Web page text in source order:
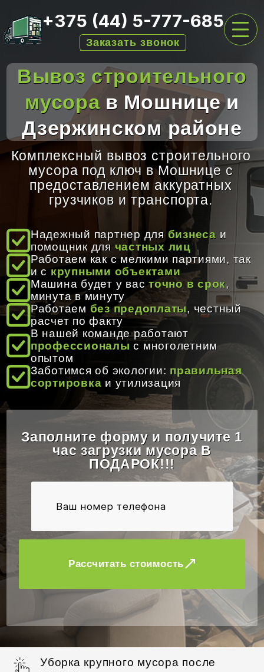
+375 (44) 5-777-685
Заказать звонок
ГЛАВНАЯ
УСЛУГИ ПО ВЫВОЗУ
ПЕРЕЕЗДЫ
АРЕНДА КОНТЕЙНЕРОВ
ЦЕНЫ
КОНТАКТЫ
Время работы: 8:00 - 20:00
Email: info@gruzoperevozki-bel.by
Вывоз строительного
мусора в Мошнице и
Дзержинском районе
Комплексный вывоз строительного
мусора под ключ в Мошнице с
предоставлением аккуратных
грузчиков и транспорта.
Надежный партнер для бизнесаи
помощник для частных лиц
Работаем как с мелкими партиями, так
и с крупными объектами
Машина будет у васточно в срок,
минута в минуту
Работаем без предоплаты, честный
расчет по факту
В нашей команде работают
профессионалы с многолетним
опытом
Заботимся об экологии: правильная
сортировка и утилизация
Заполните форму и получите 1
час загрузки мусора В
ПОДАРОК!!!
Рассчитать стоимость
Уборка крупного мусора после